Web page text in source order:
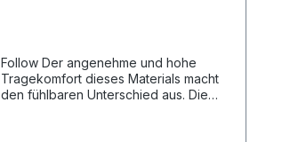
Follow Der angenehme und hohe
Tragekomfort dieses Materials macht
den fühlbaren Unterschied aus. Die